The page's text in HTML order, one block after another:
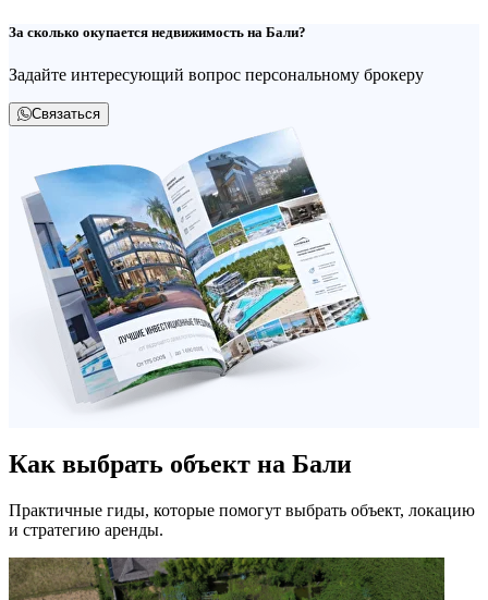
За сколько окупается недвижимость на Бали?
Задайте интересующий вопрос персональному брокеру
Связаться
Как выбрать объект на Бали
Практичные гиды, которые помогут выбрать объект, локацию
и стратегию аренды.